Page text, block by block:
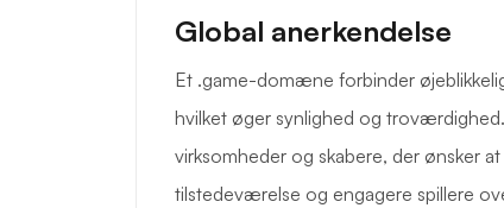
Global anerkendelse
Et .game-domæne forbinder
hvilket øger synlighed og
virksomheder og skabere, der ønsker
tilstedeværelse og engagere spillere